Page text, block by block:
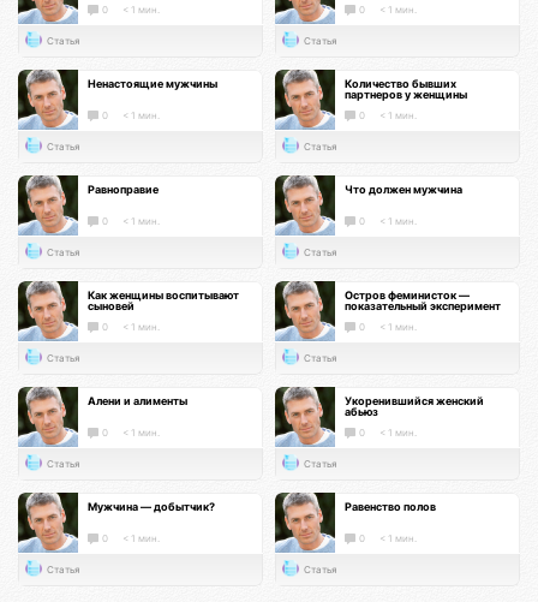
0 < 1 мин.
Статья
0 < 1 мин.
Статья
Ненастоящие мужчины
0 < 1 мин.
Статья
Количество бывших
партнеров у женщины
0 < 1 мин.
Статья
Равноправие
0 < 1 мин.
Статья
Что должен мужчина
0 < 1 мин.
Статья
Как женщины воспитывают
сыновей
0 < 1 мин.
Статья
Остров феминисток —
показательный эксперимент
0 < 1 мин.
Статья
Алени и алименты
0 < 1 мин.
Статья
Укоренившийся женский
абьюз
0 < 1 мин.
Статья
Мужчина — добытчик?
0 < 1 мин.
Статья
Равенство полов
0 < 1 мин.
Статья